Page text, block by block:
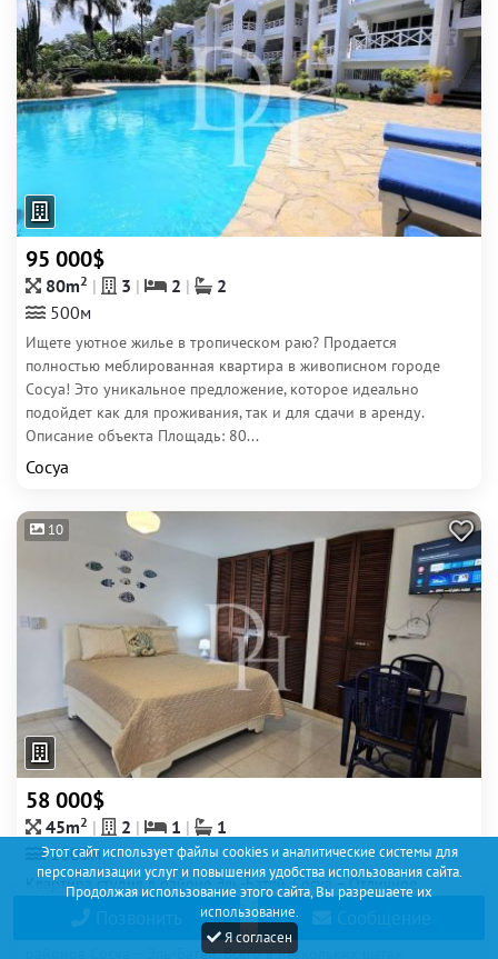
Этот сайт использует файлы cookies и аналитические системы для
персонализации услуг и повышения удобства использования сайта.
Продолжая использование этого сайта, Вы разрешаете их
использование.
Я согласен
95 000$
80m2 3 2
2
500м
Ищете уютное жилье в тропическом раю? Продается
полностью меблированная квартира в живописном городе
Сосуа! Это уникальное предложение, которое идеально
подойдет как для проживания, так и для сдачи в аренду.
Описание объекта Площадь: 80...
Сосуа
10
58 000$
45m2 2 1
1
1000м
Квартира студия в районе Эль-Батей, Сосуа – Отличное
расположение и выгодная цена Предлагается уютная студия,
расположенная в одном из самых спокойных и удобных
районов Сосуа – Эль-Батей. Всего в нескольких шагах
Позвонить Сообщение